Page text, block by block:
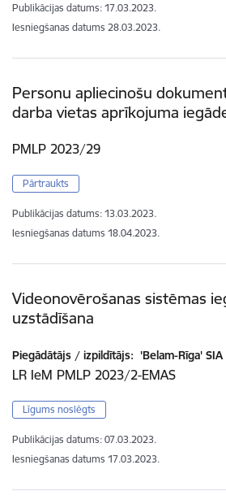
Publikācijas datums: 17.03.2023.
Iesniegšanas datums 28.03.2023.
Personu apliecinošu
darba vietas aprīkojuma
PMLP 2023/29
Pārtraukts
Publikācijas datums: 13.03.2023.
Iesniegšanas datums 18.04.2023.
Videonovērošanas sistēmas
uzstādīšana
Piegādātājs / izpildītājs: 'Belam-Rīga' SIA
LR IeM PMLP 2023/2-EMAS
Līgums noslēgts
Publikācijas datums: 07.03.2023.
Iesniegšanas datums 17.03.2023.